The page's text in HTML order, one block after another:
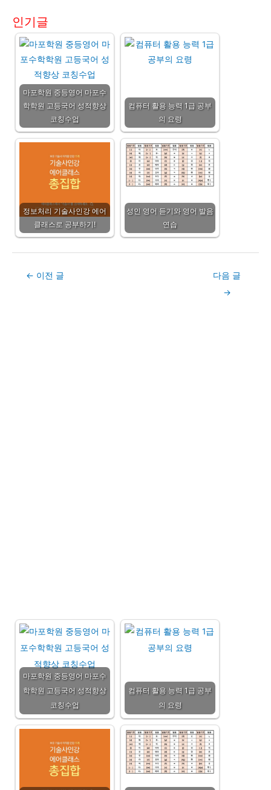
인기글
마포학원 중등영어 마포수
학학원 고등국어 성적향상
코칭수업
컴퓨터 활용 능력 1급 공부
의 요령
정보처리 기술사인강 에어
클래스로 공부하기!
성인 영어 듣기와 영어 발음
연습
Post← 이전 글
다음 글
→
마포학원 중등영어 마포수
학학원 고등국어 성적향상
코칭수업
컴퓨터 활용 능력 1급 공부
의 요령